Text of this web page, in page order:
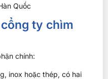
Quốc
ty chìm
chính:
inox hoặc thép, có hai